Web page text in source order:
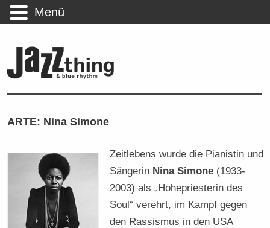
ARTE: Nina Simone
Zeitlebens wurde die Pianistin und
Sängerin Nina Simone (1933-
2003) als „Hohepriesterin des
Soul“ verehrt, im Kampf gegen
den Rassismus in den USA
Menü